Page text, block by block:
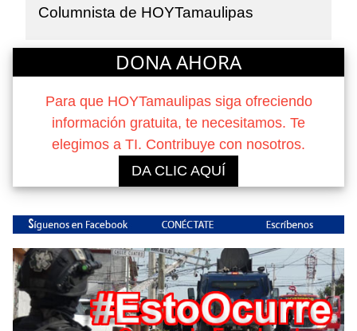
Columnista de HOYTamaulipas
DONA AHORA
Para que HOYTamaulipas siga ofreciendo
información gratuita, te necesitamos. Te
elegimos a TI. Contribuye con nosotros.
DA CLIC AQUÍ